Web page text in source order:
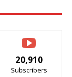
20,910
Subscribers